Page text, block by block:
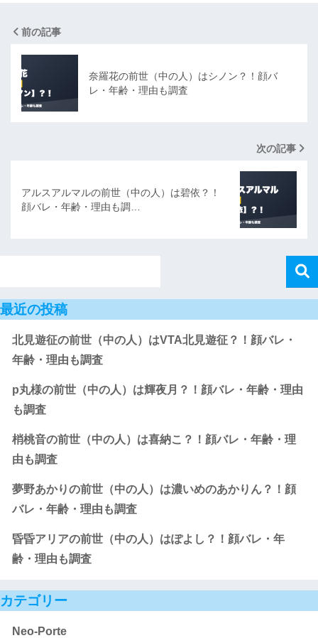
前の記事
奈羅花の前世（中の人）はシノン？！顔バ
レ・年齢・理由も調査
次の記事
アルスアルマルの前世（中の人）は碧依？！
顔バレ・年齢・理由も調…
最近の投稿
北見遊征の前世（中の人）はVTA北見遊征？！顔バレ・
年齢・理由も調査
p丸様の前世（中の人）は輝夜月？！顔バレ・年齢・理由
も調査
梢桃音の前世（中の人）は喜納こ？！顔バレ・年齢・理
由も調査
夢野あかりの前世（中の人）は濃いめのあかりん？！顔
バレ・年齢・理由も調査
昏昏アリアの前世（中の人）はぽよし？！顔バレ・年
齢・理由も調査
カテゴリー
Neo-Porte